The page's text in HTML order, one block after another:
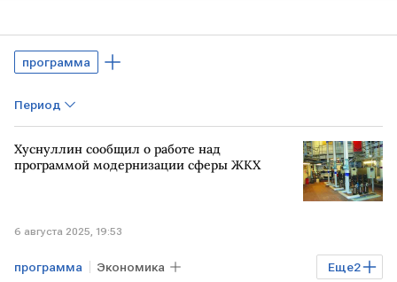
программа
Период
Хуснуллин сообщил о работе над
программой модернизации сферы ЖКХ
6 августа 2025, 19:53
Еще2
программа Экономика